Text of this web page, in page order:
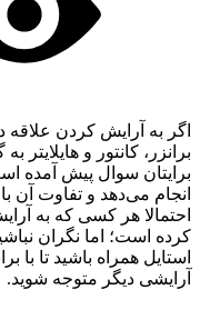
اگر به آرایش کردن علاقه
برانزر، کانتور و هایلایتر
برایتان سوال پیش آمده
انجام می‌دهد و تفاوت آن
احتمالا هر کسی که به
کرده است؛ اما نگران
استایل همراه باشید تا با
آرایشی دیگر متوجه شوید.